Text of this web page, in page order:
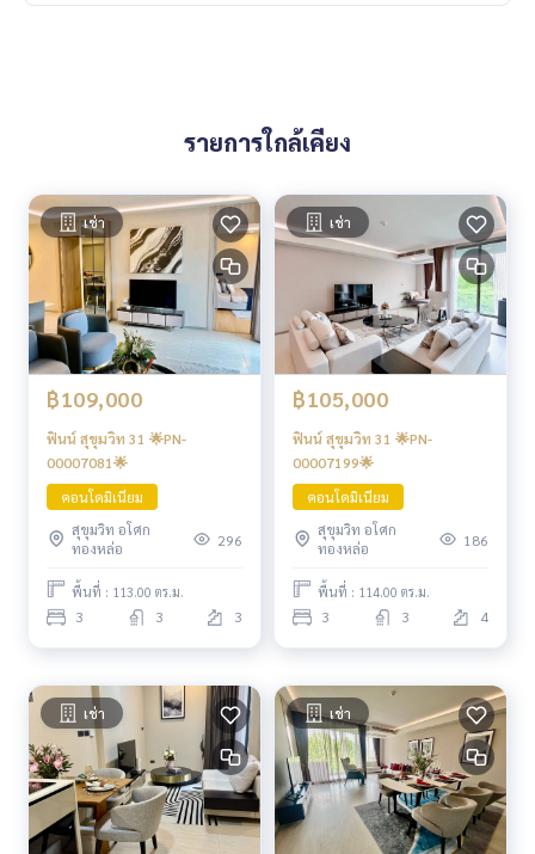
รายการใกล้เคียง
เช่า
฿109,000
ฟินน์ สุขุมวิท 31 🌟PN-
00007081🌟
คอนโดมิเนียม
สุขุมวิท อโศก
ทองหล่อ
296
พื้นที่ : 113.00 ตร.ม.
3 3 3
เช่า
฿105,000
ฟินน์ สุขุมวิท 31 🌟PN-
00007199🌟
คอนโดมิเนียม
สุขุมวิท อโศก
ทองหล่อ
186
พื้นที่ : 114.00 ตร.ม.
3 3 4
เช่า เช่า